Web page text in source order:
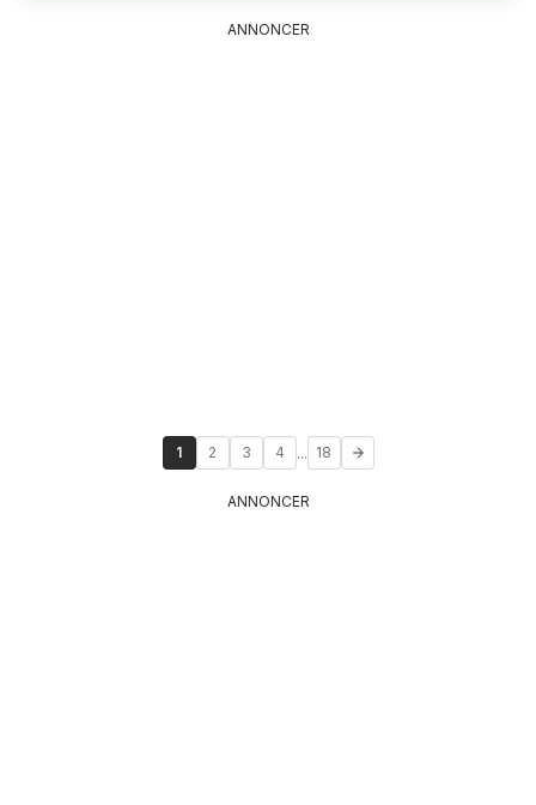
ANNONCER
1 2 3 4 ... 18
ANNONCER